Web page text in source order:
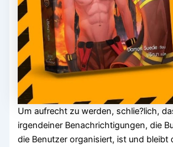
Um aufrecht zu werden, schlie?lich,
irgendeiner Benachrichtigungen, die
die Benutzer organisiert, ist und bleibt